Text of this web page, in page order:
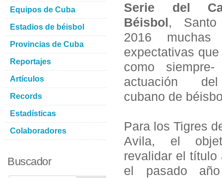
Serie del
Béisbol, Santo
2016
expectativas
como
actuación
cubano de
Para los Tigres
Avila, el
revalidar el título
el pasado
Equipos de Cuba
Estadios de béisbol
Provincias de Cuba
Reportajes
Artículos
Records
Estadísticas
Colaboradores
Buscador